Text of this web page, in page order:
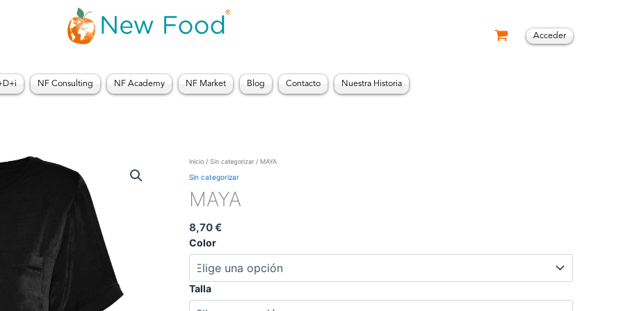
Acceder
NF Consulting NF Academy NF Market Blog Contacto Nuestra Historia
Inicio / Sin categorizar / MAYA
Sin categorizar
MAYA
8,70€
Color
Talla
MAYA
cantidad